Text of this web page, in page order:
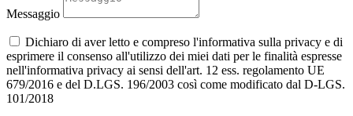
Messaggio
Dichiaro di aver letto e compreso l'informativa sulla privacy e di
esprimere il consenso all'utilizzo dei miei dati per le finalità espresse
nell'informativa privacy ai sensi dell'art. 12 ess. regolamento UE
679/2016 e del D.LGS. 196/2003 così come modificato dal D-LGS.
101/2018